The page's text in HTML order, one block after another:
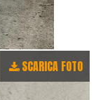
SCARICA FOTO